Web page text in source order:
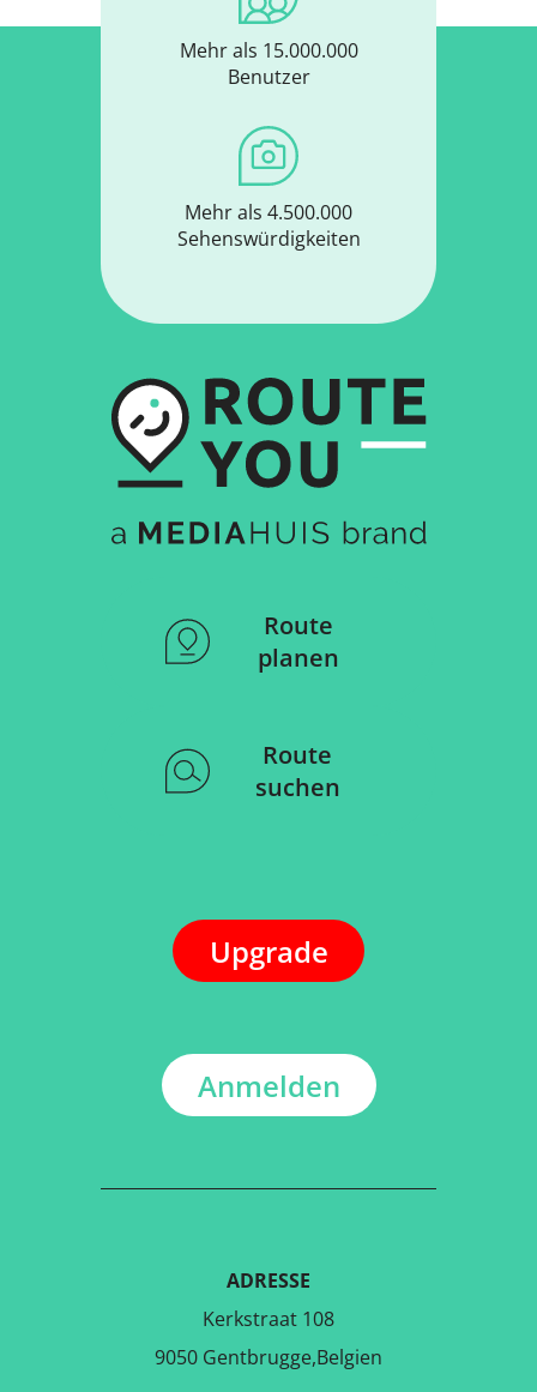
Mehr als 15.000.000
Benutzer
Mehr als 4.500.000
Sehenswürdigkeiten
Route
planen
Route
suchen
Upgrade
Anmelden
ADRESSE
Kerkstraat 108
9050 Gentbrugge,Belgien